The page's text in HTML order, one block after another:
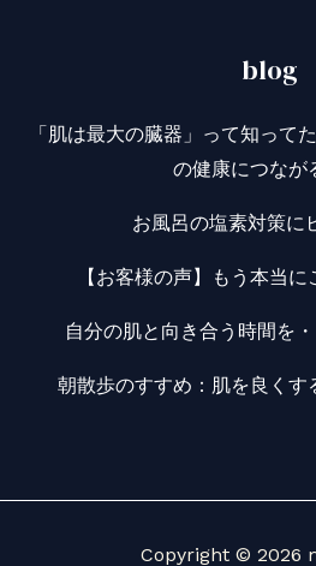
blog
「肌は最大の臓器」って知って
の健康につなが
お風呂の塩素対策に
【お客様の声】もう本当
自分の肌と向き合う時間を
朝散歩のすすめ：肌を良くす
Copyright © 2026